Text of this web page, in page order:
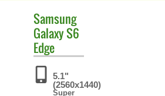
Samsung
Galaxy S6
Edge
5.1"
(2560x1440)
Super